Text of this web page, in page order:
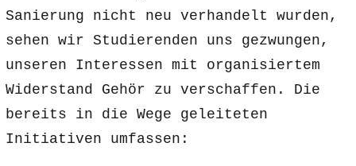
Sanierung nicht neu verhandelt wurden,
sehen wir Studierenden uns gezwungen,
unseren Interessen mit organisiertem
Widerstand Gehör zu verschaffen. Die
bereits in die Wege geleiteten
Initiativen umfassen: